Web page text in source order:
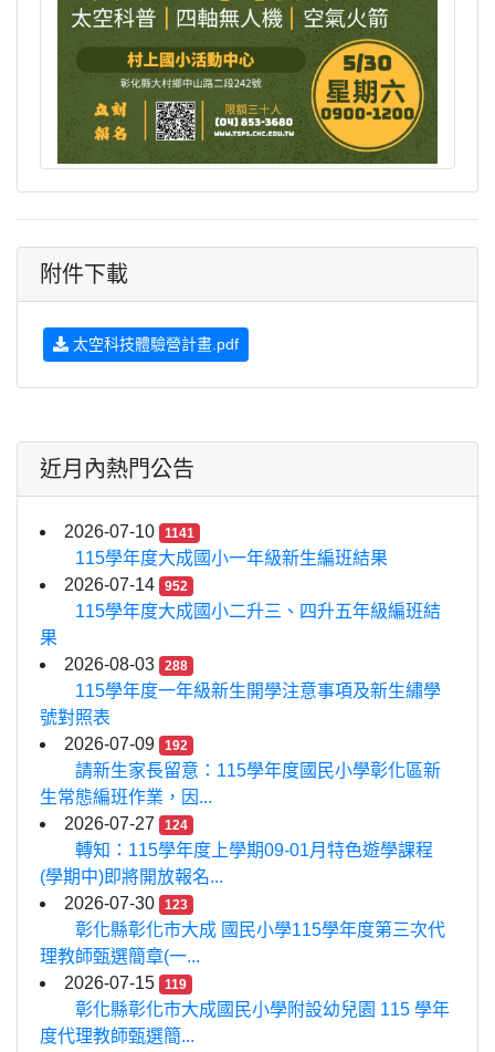
附件下載
太空科技體驗營計畫.pdf
近月內熱門公告
2026-07-10 1141
115學年度大成國小一年級新生編班結果
2026-07-14
952
115學年度大成國小二升三、四升五年級編班結
果
2026-08-03
288
115學年度一年級新生開學注意事項及新生繡學
號對照表
2026-07-09
192
請新生家長留意：115學年度國民小學彰化區新
生常態編班作業，因...
2026-07-27
124
轉知：115學年度上學期09-01月特色遊學課程
(學期中)即將開放報名...
2026-07-30
123
彰化縣彰化市大成 國民小學115學年度第三次代
理教師甄選簡章(一...
2026-07-15
119
彰化縣彰化市大成國民小學附設幼兒園 115 學年
度代理教師甄選簡...